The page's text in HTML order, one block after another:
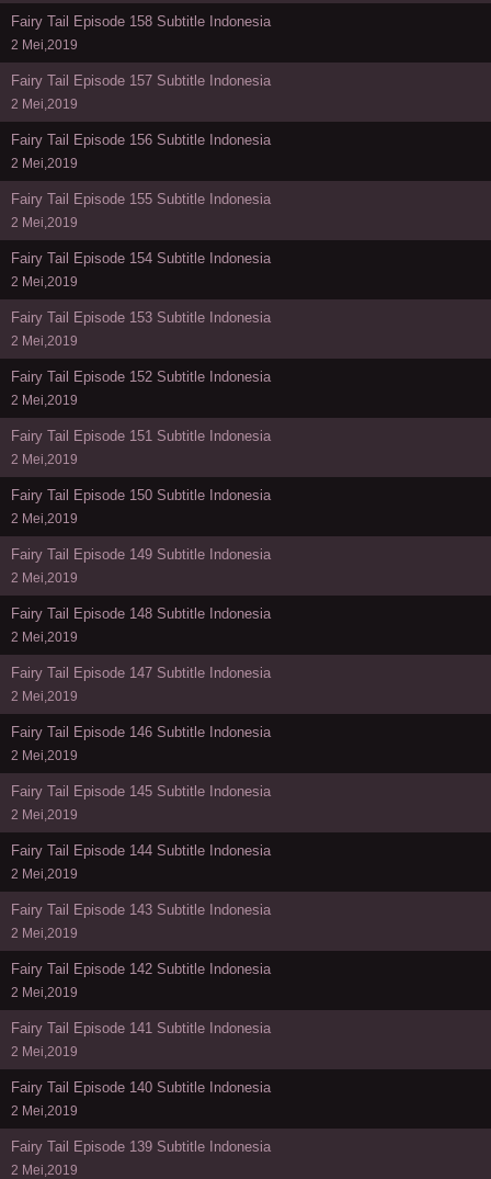
Fairy Tail Episode 158 Subtitle Indonesia
2 Mei,2019
Fairy Tail Episode 157 Subtitle Indonesia
2 Mei,2019
Fairy Tail Episode 156 Subtitle Indonesia
2 Mei,2019
Fairy Tail Episode 155 Subtitle Indonesia
2 Mei,2019
Fairy Tail Episode 154 Subtitle Indonesia
2 Mei,2019
Fairy Tail Episode 153 Subtitle Indonesia
2 Mei,2019
Fairy Tail Episode 152 Subtitle Indonesia
2 Mei,2019
Fairy Tail Episode 151 Subtitle Indonesia
2 Mei,2019
Fairy Tail Episode 150 Subtitle Indonesia
2 Mei,2019
Fairy Tail Episode 149 Subtitle Indonesia
2 Mei,2019
Fairy Tail Episode 148 Subtitle Indonesia
2 Mei,2019
Fairy Tail Episode 147 Subtitle Indonesia
2 Mei,2019
Fairy Tail Episode 146 Subtitle Indonesia
2 Mei,2019
Fairy Tail Episode 145 Subtitle Indonesia
2 Mei,2019
Fairy Tail Episode 144 Subtitle Indonesia
2 Mei,2019
Fairy Tail Episode 143 Subtitle Indonesia
2 Mei,2019
Fairy Tail Episode 142 Subtitle Indonesia
2 Mei,2019
Fairy Tail Episode 141 Subtitle Indonesia
2 Mei,2019
Fairy Tail Episode 140 Subtitle Indonesia
2 Mei,2019
Fairy Tail Episode 139 Subtitle Indonesia
2 Mei,2019